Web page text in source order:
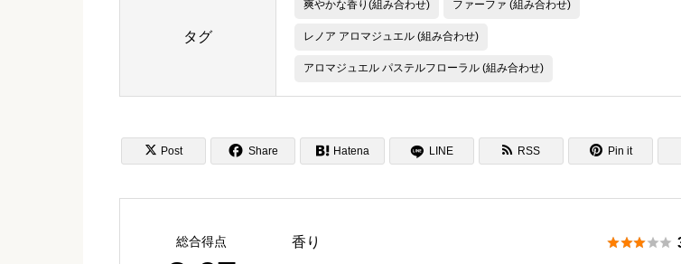
タグ
爽やかな香り(組み合わせ) ファーファ (組み合わせ)
レノア アロマジュエル (組み合わせ)
アロマジュエル パステルフローラル (組み合わせ)
 Post  Share  Hatena LINE  RSS  Pin it
総合得点 香り 